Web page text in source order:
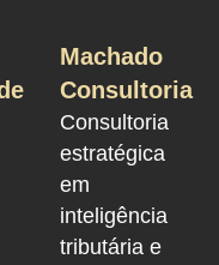
Machado
Consultoria
Consultoria
estratégica
em
inteligência
tributária e